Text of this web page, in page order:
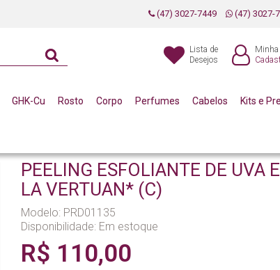
(47) 3027-7449 (47) 3027-
Lista de
Desejos
Minha
GHK-Cu Rosto Corpo Perfumes Cabelos Kits e
PEELING ESFOLIANTE DE UVA
LA VERTUAN* (C)
Modelo: PRD01135
Disponibilidade: Em estoque
R$ 110,00